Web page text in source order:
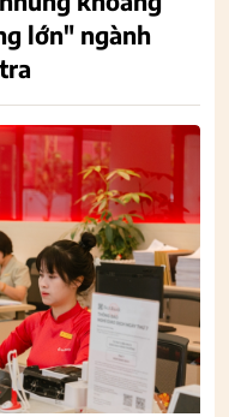
lớn" ngành